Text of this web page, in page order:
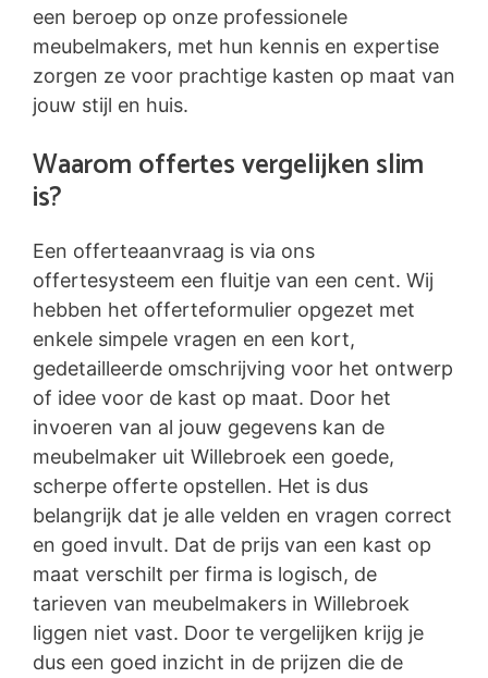
een beroep op onze professionele
meubelmakers, met hun kennis en expertise
zorgen ze voor prachtige kasten op maat van
jouw stijl en huis.
Waarom offertes vergelijken slim
is?
Een offerteaanvraag is via ons
offertesysteem een fluitje van een cent. Wij
hebben het offerteformulier opgezet met
enkele simpele vragen en een kort,
gedetailleerde omschrijving voor het ontwerp
of idee voor de kast op maat. Door het
invoeren van al jouw gegevens kan de
meubelmaker uit Willebroek een goede,
scherpe offerte opstellen. Het is dus
belangrijk dat je alle velden en vragen correct
en goed invult. Dat de prijs van een kast op
maat verschilt per firma is logisch, de
tarieven van meubelmakers in Willebroek
liggen niet vast. Door te vergelijken krijg je
dus een goed inzicht in de prijzen die de